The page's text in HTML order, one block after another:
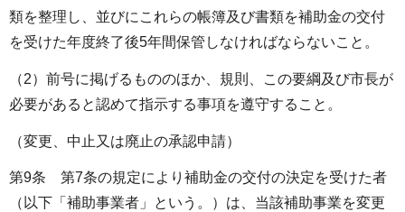
類を整理し、並びにこれらの帳簿及び書類を補助金の交付
を受けた年度終了後5年間保管しなければならないこと。
（2）前号に掲げるもののほか、規則、この要綱及び市長が
必要があると認めて指示する事項を遵守すること。
（変更、中止又は廃止の承認申請）
第9条 第7条の規定により補助金の交付の決定を受けた者
（以下「補助事業者」という。）は、当該補助事業を変更